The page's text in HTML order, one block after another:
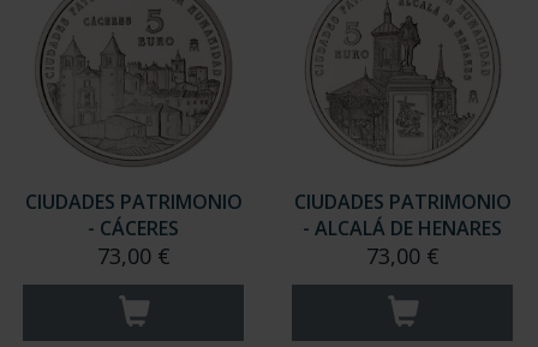
CIUDADES PATRIMONIO
- CÁCERES
73,00 €
CIUDADES PATRIMONIO
- ALCALÁ DE HENARES
73,00 €